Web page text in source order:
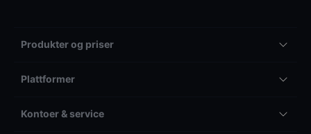
Produkter og priser
Plattformer
Kontoer & service